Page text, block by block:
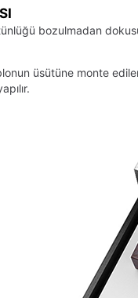
bozulmadan
üsütüne monte